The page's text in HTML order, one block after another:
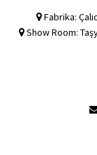
Fabrika:
Show Room: